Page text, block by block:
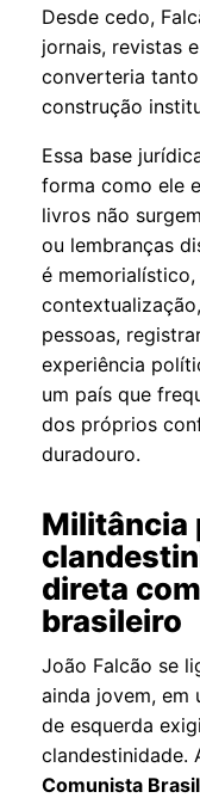
Desde cedo,
jornais, revistas
converteria
construção
Essa base
forma como ele
livros não
ou lembranças
é
pessoas,
experiência
um país que
dos próprios
duradouro.
Militância
direta
brasileiro
João Falcão se
ainda jovem, em
de esquerda
clandestinidade.
Comunista